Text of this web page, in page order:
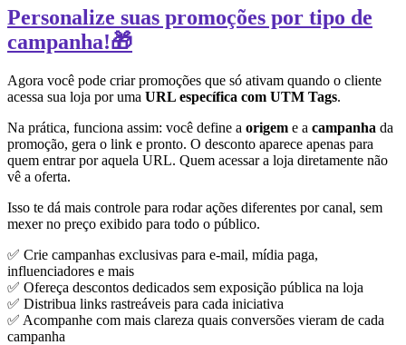
Personalize suas promoções por tipo de
campanha!🎁
Agora você pode criar promoções que só ativam quando o cliente
acessa sua loja por uma URL específica com UTM Tags.
Na prática, funciona assim: você define a origem e a campanha da
promoção, gera o link e pronto. O desconto aparece apenas para
quem entrar por aquela URL. Quem acessar a loja diretamente não
vê a oferta.
Isso te dá mais controle para rodar ações diferentes por canal, sem
mexer no preço exibido para todo o público.
✅ Crie campanhas exclusivas para e-mail, mídia paga,
influenciadores e mais
✅ Ofereça descontos dedicados sem exposição pública na loja
✅ Distribua links rastreáveis para cada iniciativa
✅ Acompanhe com mais clareza quais conversões vieram de cada
campanha